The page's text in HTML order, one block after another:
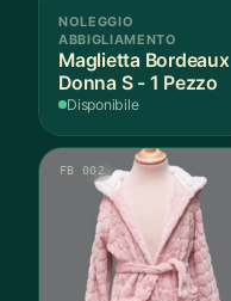
NOLEGGIO
ABBIGLIAMENTO
Maglietta Bordeaux
Donna S - 1 Pezzo
Disponibile
FB 002